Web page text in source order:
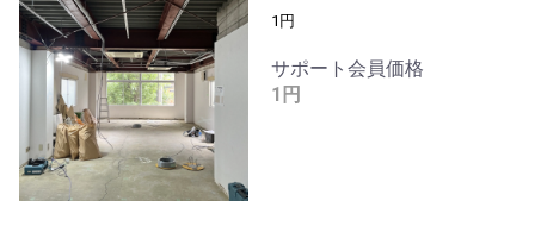
1円
サポート会員価格
1円